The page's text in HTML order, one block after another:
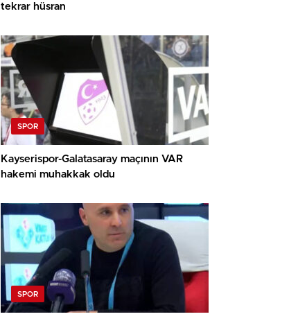
tekrar hüsran
SPOR
Kayserispor-Galatasaray maçının VAR
hakemi muhakkak oldu
SPOR